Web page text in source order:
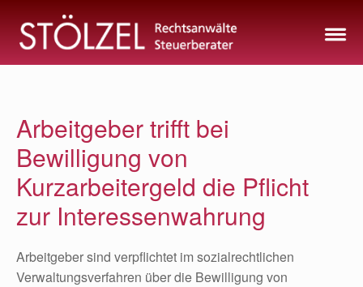
Inhalt
springen
Arbeitgeber trifft bei
Bewilligung von
Kurzarbeitergeld die Pflicht
zur Interessenwahrung
Arbeitgeber sind verpflichtet im sozialrechtlichen
Verwaltungsverfahren über die Bewilligung von